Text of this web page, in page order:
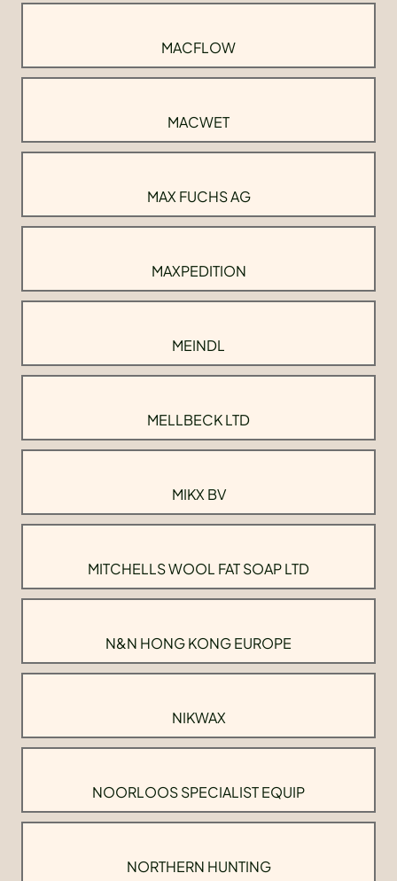
MACFLOW
MACWET
MAX FUCHS AG
MAXPEDITION
MEINDL
MELLBECK LTD
MIKX BV
MITCHELLS WOOL FAT SOAP LTD
N&N HONG KONG EUROPE
NIKWAX
NOORLOOS SPECIALIST EQUIP
NORTHERN HUNTING